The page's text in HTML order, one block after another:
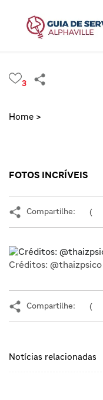
3
Home >
FOTOS INCRÍVEIS
Compartilhe: (
Créditos: @thaizpsico
Compartilhe: (
Notícias relacionadas